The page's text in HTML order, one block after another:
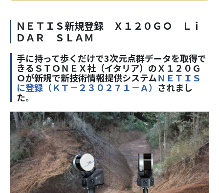
ＮＥＴＩＳ新規登録 Ｘ１２０ＧＯ Ｌｉ
ＤＡＲ ＳＬＡＭ
手に持って歩くだけで3次元点群データを取得で
きるＳＴＯＮＥＸ社（イタリア）のＸ１２０Ｇ
Ｏが新規で新技術情報提供システムＮＥＴＩＳ
に登録（ＫＴ－２３０２７１－Ａ） されまし
た。